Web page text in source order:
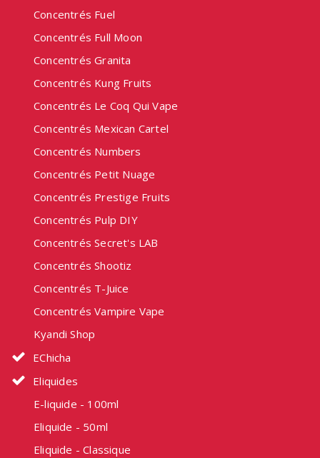
Concentrés Fuel
Concentrés Full Moon
Concentrés Granita
Concentrés Kung Fruits
Concentrés Le Coq Qui Vape
Concentrés Mexican Cartel
Concentrés Numbers
Concentrés Petit Nuage
Concentrés Prestige Fruits
Concentrés Pulp DIY
Concentrés Secret's LAB
Concentrés Shootiz
Concentrés T-Juice
Concentrés Vampire Vape
Kyandi Shop
EChicha
Eliquides
E-liquide - 100ml
Eliquide - 50ml
Eliquide - Classique